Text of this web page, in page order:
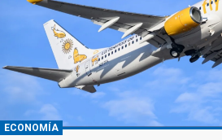
ECONOMÍA